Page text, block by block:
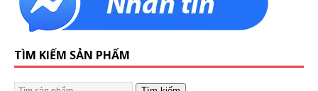
TÌM KIẾM SẢN PHẨM